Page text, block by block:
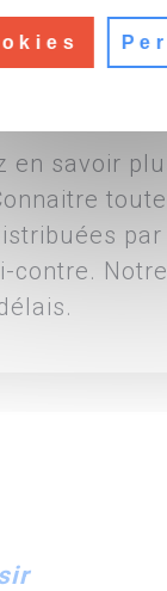
travaillez :
en savoir
par
contre.